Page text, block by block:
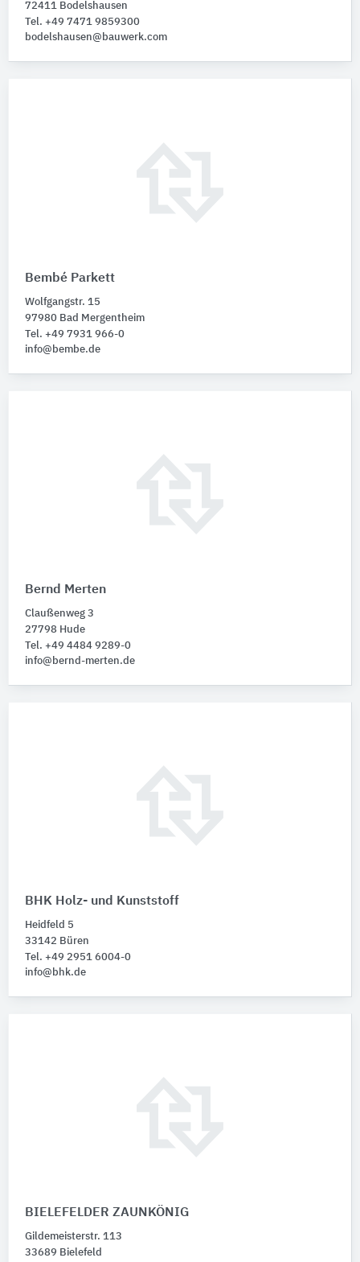
72411 Bodelshausen
Tel. +49 7471 9859300
bodelshausen@bauwerk.com
Bembé Parkett
Wolfgangstr. 15
97980 Bad Mergentheim
Tel. +49 7931 966-0
info@bembe.de
Bernd Merten
Claußenweg 3
27798 Hude
Tel. +49 4484 9289-0
info@bernd-merten.de
BHK Holz- und Kunststoff
Heidfeld 5
33142 Büren
Tel. +49 2951 6004-0
info@bhk.de
BIELEFELDER ZAUNKÖNIG
Gildemeisterstr. 113
33689 Bielefeld